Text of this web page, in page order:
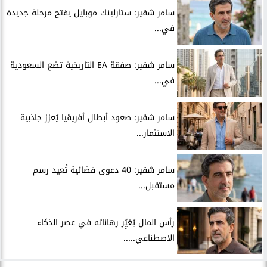
سامر شقير: ستارلينك موبايل يفتح مرحلة جديدة
في...
سامر شقير: صفقة EA التاريخية تضع السعودية
في...
سامر شقير: صعود أبطال أفريقيا يُعزز جاذبية
الاستثمار...
سامر شقير: 40 دعوى قضائية تُعيد رسم
مستقبل...
رأس المال يُغيِّر رهاناته في عصر الذكاء
الاصطناعي.....